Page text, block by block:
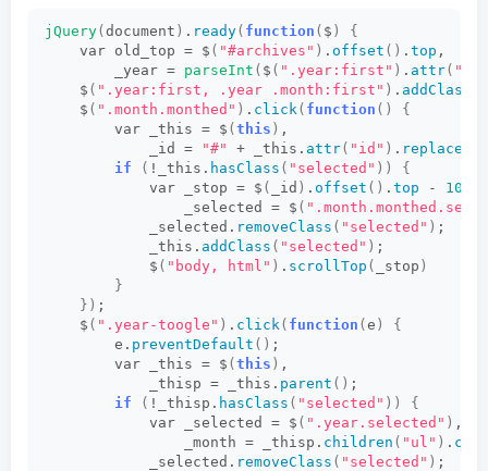
jQuery( document ) . ready( function ( $ )
{
    var old_top = $
( "#archives" ) . offset () . top ,
        _year =
parseInt ( $ ( ".year:first" ) . attr( "id"
    $
( ".year:first, .year .month:first" ) . addClass
    $
( ".month.monthed" ) . click( function ()
{
        var _this = $
( this ) ,
            _id =
"#" + _this. attr( "id" ) . replace
if
( !_this. hasClass ( "selected" ))
{
            var _stop = $
( _id ) . offset () . top - 10
                _selected = $
(
            _selected.
removeClass ( "selected" ) ;
            _this.
addClass ( "selected" ) ;
            $
( "body, html" ) . scrollTop ( _stop )
}
}) ;
    $
( ".year-toogle" ) . click( function ( e )
{
        e.
preventDefault () ;
        var _this = $
( this ) ,
            _thisp = _this.
parent () ;
if
( !_thisp. hasClass ( "selected" ))
{
            var _selected = $
( ".year.selected" ) ,
                _month = _thisp.
children ( "ul" ) .
            _selected.
removeClass ( "selected" ) ;